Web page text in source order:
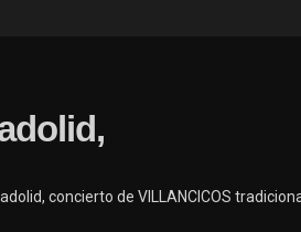
concierto de VILLANCICOS